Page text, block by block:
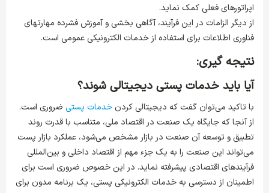
اپراتورهای فعلی کمک نماید.
از دیگر الزامات در این فرآیند، آگاهی بخشی و آموزش فشرده مهارت­های
فناوری اطلاعات برای استفاده از خدمات الکترونیکی عمومی است.
نتیجه گیری:
آیا باید خدمات پستی دیجیتالی شوند؟
با تاکید می‌توان گفت که دیجیتالی کردن خدمات پستی ضروری است.
از آنجا که جایگاه یک صنعت در اقتصاد ملی، متناسب با قدرت روند
تطبیق و توسعه آن صنعت در بازار مشخص می‌شود، عملکرد بازار پست
می‌تواند این صنعت را به یک جزء مهم از اقتصاد داخلی و بین‌المللی
فرآیندهای اقتصادی پیشرفته نماید. در این خصوص ضروری است برای
اطمینان از دسترسی به خدمات الکترونیکی پستی، یک برنامه مدون برای